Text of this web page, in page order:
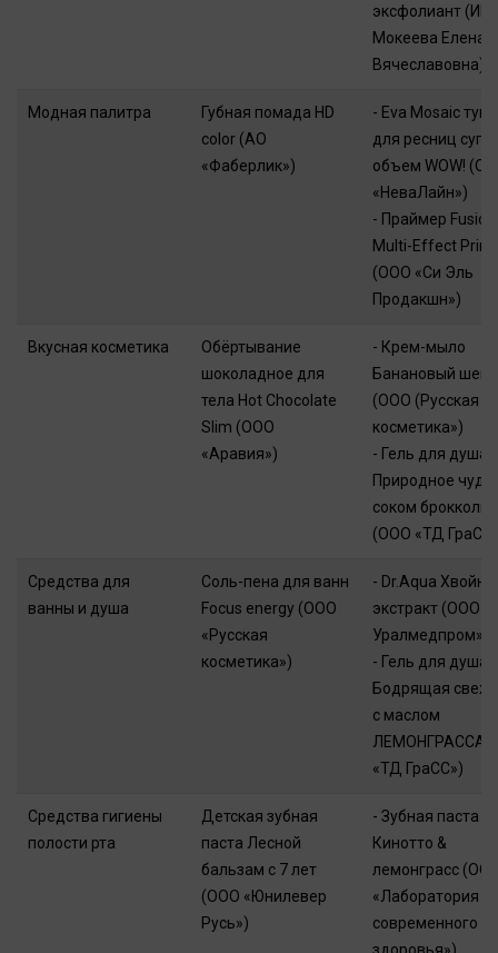
эксфолиант (ИП
Мокеева Елена
Вячеславовна)
Модная палитра
Губная помада HD
color (АО
«Фаберлик»)
- Eva Mosaic
для ресниц
объем WOW!
«НеваЛайн»)
- Праймер Fusion
Multi-Effect
(ООО «Си Эль
Продакшн»)
Вкусная косметика
Обёртывание
шоколадное для
тела Hot Chocolate
Slim (ООО
«Аравия»)
- Крем-мыло
Банановый шейк
(ООО (Русская
косметика»)
- Гель для душа
Природное чудо
соком брокколи
(ООО «ТД
Средства для
ванны и душа
Соль-пена для ванн
Focus energy (ООО
«Русская
косметика»)
- Dr.Aqua
экстракт (ООО
Уралмедпром»)
- Гель для душа
Бодрящая
с маслом
ЛЕМОНГРАССА
«ТД ГраСС»)
Средства гигиены
полости рта
Детская зубная
паста Лесной
бальзам с 7 лет
(ООО «Юнилевер
Русь»)
- Зубная паста
Кинотто &
лемонграсс
«Лаборатория
современного
здоровья»)